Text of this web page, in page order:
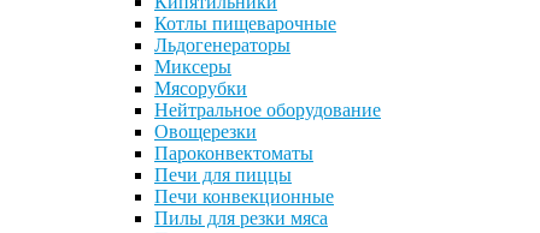
Котлы пищеварочные
Льдогенераторы
Миксеры
Мясорубки
Нейтральное оборудование
Овощерезки
Пароконвектоматы
Печи для пиццы
Печи конвекционные
Пилы для резки мяса